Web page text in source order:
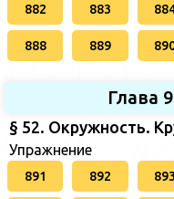
882 883
888 889
Глава
§ 52. Окружность.
Упражнение
891 892 893